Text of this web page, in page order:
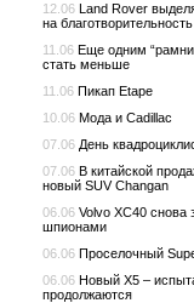
12.06 Land Rover
на благотворительность
11.06 Еще одним
стать меньше
11.06 Пикап Etape
10.06 Мода и Cadillac
07.06 День
07.06 В китайской
новый SUV Changan
06.06 Volvo XC40 снова
шпионами
06.06 Проселочный
06.06 Новый X5 –
продолжаются